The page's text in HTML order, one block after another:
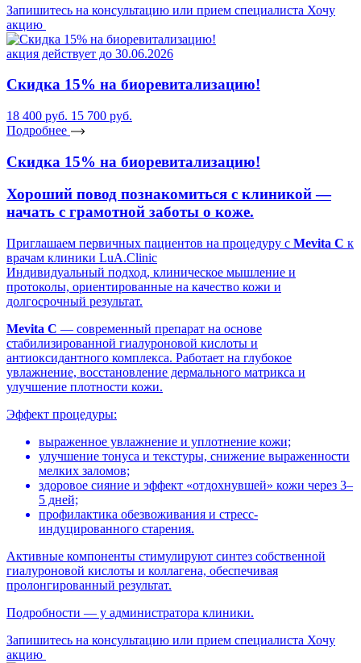
Запишитесь на консультацию или прием специалиста Хочу
акцию
акция действует до 30.06.2026
Скидка 15% на биоревитализацию!
18 400 руб. 15 700 руб.
Подробнее
Скидка 15% на биоревитализацию!
Хороший повод познакомиться с клиникой —
начать с грамотной заботы о коже.
Приглашаем первичных пациентов на процедуру с Mevita C к
врачам клиники LuA.Clinic
Индивидуальный подход, клиническое мышление и
протоколы, ориентированные на качество кожи и
долгосрочный результат.
Mevita C — современный препарат на основе
стабилизированной гиалуроновой кислоты и
антиоксидантного комплекса. Работает на глубокое
увлажнение, восстановление дермального матрикса и
улучшение плотности кожи.
Эффект процедуры:
выраженное увлажнение и уплотнение кожи;
улучшение тонуса и текстуры, снижение выраженности
мелких заломов;
здоровое сияние и эффект «отдохнувшей» кожи через 3–
5 дней;
профилактика обезвоживания и стресс-
индуцированного старения.
Активные компоненты стимулируют синтез собственной
гиалуроновой кислоты и коллагена, обеспечивая
пролонгированный результат.
Подробности — у администратора клиники.
Запишитесь на консультацию или прием специалиста Хочу
акцию